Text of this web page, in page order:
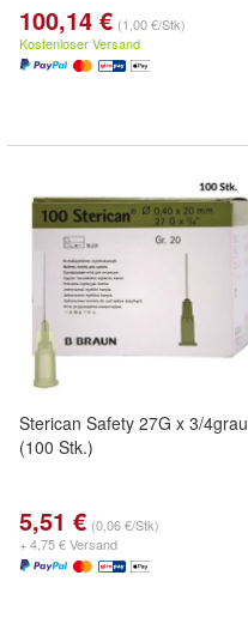
100,14 € (1,00 €/Stk)
Kostenloser Versand
Sterican Safety 27G x 3/4grau
(100 Stk.)
5,51 € (0,06 €/Stk)
+ 4,75 € Versand